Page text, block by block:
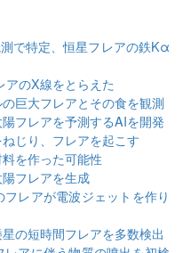
で特定、恒星フレアの鉄Kα
のX線をとらえた
の巨大フレアとその食を観測
フレアを予測するAIを開発
じり、フレアを起こす
を作った可能性
フレアを生成
レアが電波ジェットを作り
の短時間フレアを多数検出